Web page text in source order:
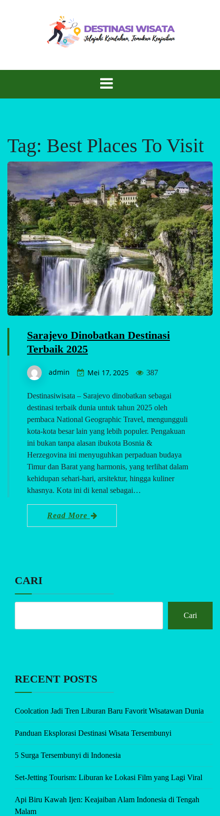
Destinasi
Wisata
Tag: Best Places To Visit
Sarajevo Dinobatkan Destinasi
Terbaik 2025
admin Mei 17, 2025 387
Destinasiwisata – Sarajevo dinobatkan sebagai
destinasi terbaik dunia untuk tahun 2025 oleh
pembaca National Geographic Travel, mengungguli
kota-kota besar lain yang lebih populer. Pengakuan
ini bukan tanpa alasan ibukota Bosnia &
Herzegovina ini menyuguhkan perpaduan budaya
Timur dan Barat yang harmonis, yang terlihat dalam
kehidupan sehari-hari, arsitektur, hingga kuliner
khasnya. Kota ini di kenal sebagai…
Read More
CARI
Cari
RECENT POSTS
Coolcation Jadi Tren Liburan Baru Favorit Wisatawan Dunia
Panduan Eksplorasi Destinasi Wisata Tersembunyi
5 Surga Tersembunyi di Indonesia
Set-Jetting Tourism: Liburan ke Lokasi Film yang Lagi Viral
Api Biru Kawah Ijen: Keajaiban Alam Indonesia di Tengah
Malam